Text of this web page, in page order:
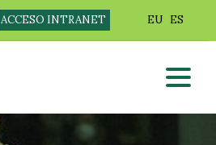
ACCESO INTRANET EU ES